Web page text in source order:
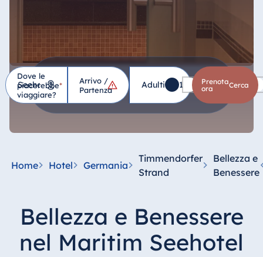
Dove le
piacerebbe
viaggiare?
*
Hotel
Hotel Bad
Wildungen
proArte Hotel
Berlin
Arrivo /
Partenza
Adulti 1 Bambini 0
Prenota
ora
cerca
Home Hotel Germania
Timmendorfer
Strand
Bellezza e
Benessere
Bellezza e Benessere
nel Maritim Seehotel